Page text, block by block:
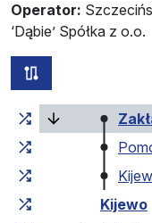
Operator:
‘Dąbie’ Spółka z o.o.
Cumulative
Kijewo